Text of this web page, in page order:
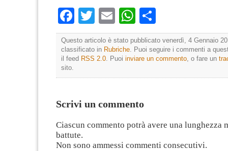
Facebook
TwitterEmailWhatsApp
Questo articolo è stato pubblicato venerdì, 4 Gennaio
classificato in Rubriche. Puoi seguire i commenti a
il feed RSS 2.0. Puoi inviare un commento, o fare un
sito.
Scrivi un commento
Ciascun commento potrà avere una lunghezza
battute.
Non sono ammessi commenti consecutivi.